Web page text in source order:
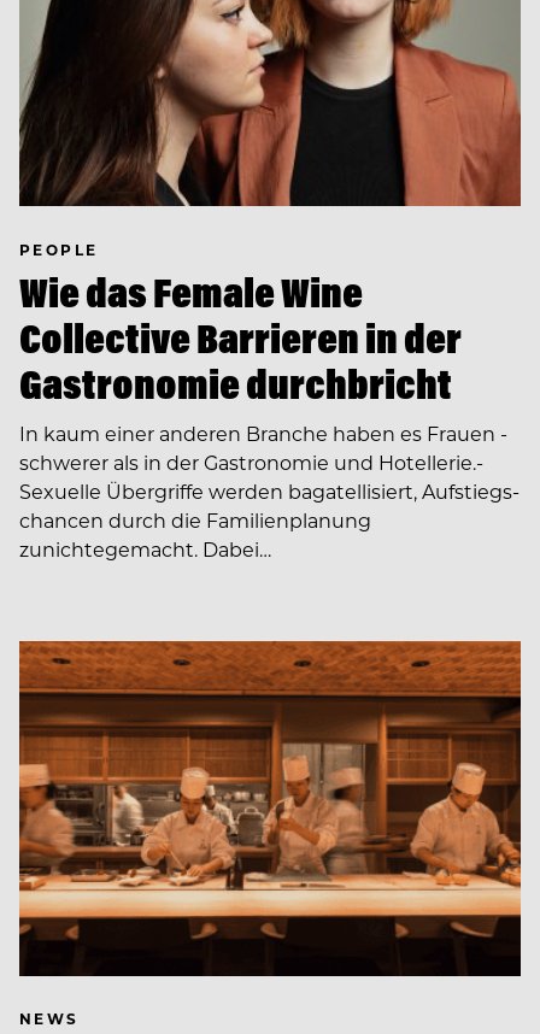
PEOPLE
Wie das Female Wine
Collective Barrieren in der
Gastronomie durchbricht
In kaum einer anderen Branche haben es Frauen ­
schwerer als in der Gastronomie und Hotellerie.­
Sexuelle Übergriffe werden bagatellisiert, Aufstiegs­
chancen durch die Familienplanung
zunichtegemacht. Dabei…
NEWS